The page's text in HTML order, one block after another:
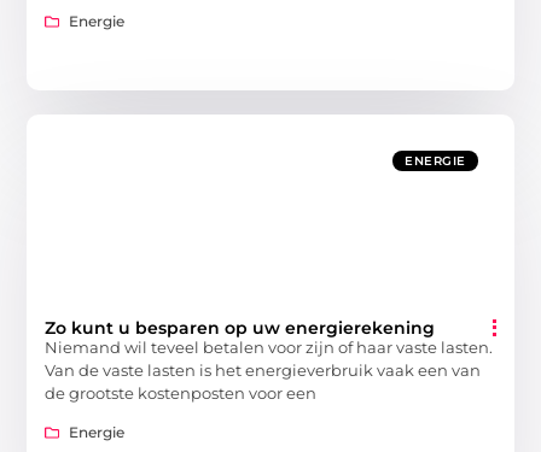
Energie
ENERGIE
Zo kunt u besparen op uw energierekening
Niemand wil teveel betalen voor zijn of haar vaste lasten.
Van de vaste lasten is het energieverbruik vaak een van
de grootste kostenposten voor een
Energie